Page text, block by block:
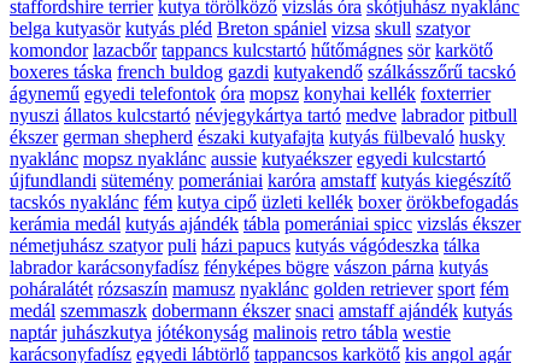
staffordshire terrier kutya törölköző vizslás óra skótjuhász nyaklánc
belga kutyasör kutyás pléd Breton spániel vizsa skull szatyor
komondor lazacbőr tappancs kulcstartó hűtőmágnes sör karkötő
boxeres táska french buldog gazdi kutyakendő szálkásszőrű tacskó
ágynemű egyedi telefontok óra mopsz konyhai kellék foxterrier
nyuszi állatos kulcstartó névjegykártya tartó medve labrador pitbull
ékszer german shepherd északi kutyafajta kutyás fülbevaló husky
nyaklánc mopsz nyaklánc aussie kutyaékszer egyedi kulcstartó
újfundlandi sütemény pomerániai karóra amstaff kutyás kiegészítő
tacskós nyaklánc fém kutya cipő üzleti kellék boxer örökbefogadás
kerámia medál kutyás ajándék tábla pomerániai spicc vizslás ékszer
németjuhász szatyor puli házi papucs kutyás vágódeszka tálka
labrador karácsonyfadísz fényképes bögre vászon párna kutyás
poháralátét rózsaszín mamusz nyaklánc golden retriever sport fém
medál szemmaszk dobermann ékszer snaci amstaff ajándék kutyás
naptár juhászkutya jótékonyság malinois retro tábla westie
karácsonyfadísz egyedi lábtörlő tappancsos karkötő kis angol agár